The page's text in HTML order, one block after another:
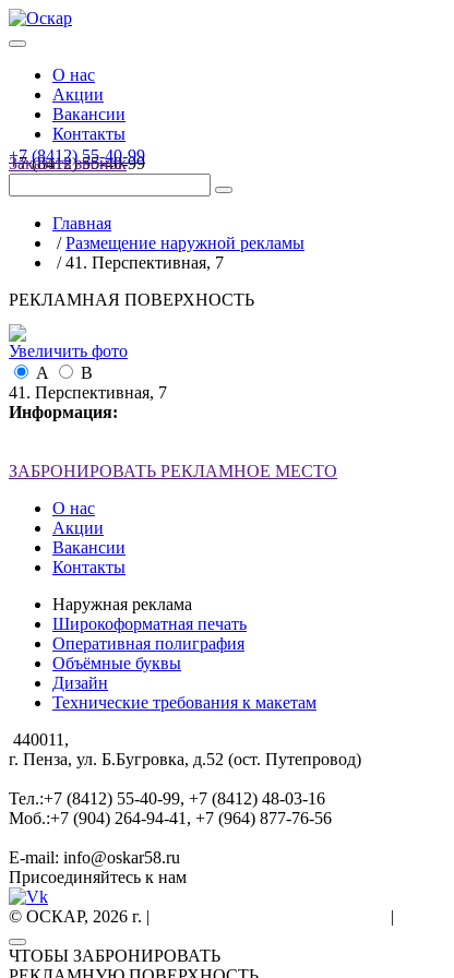
О нас
Акции
Вакансии
Контакты
+7 (8412) 55-40-99
+7 (8412) 55-40-99
Заказать звонок
Главная
/Размещение наружной рекламы
/41. Перспективная, 7
РЕКЛАМНАЯ ПОВЕРХНОСТЬ
Увеличить фото
А
B
41. Перспективная, 7
Информация:
ЗАБРОНИРОВАТЬ РЕКЛАМНОЕ МЕСТО
О нас
Акции
Вакансии
Контакты
Наружная реклама
Широкоформатная печать
Оперативная полиграфия
Объёмные буквы
Дизайн
Технические требования к макетам
440011,
г. Пенза, ул. Б.Бугровка, д.52 (ост. Путепровод)
Тел.:+7 (8412) 55-40-99, +7 (8412) 48-03-16
Моб.:+7 (904) 264-94-41, +7 (964) 877-76-56
E-mail: info@oskar58.ru
Присоединяйтесь к нам
© ОСКАР, 2026 г. | |
ЧТОБЫ ЗАБРОНИРОВАТЬ